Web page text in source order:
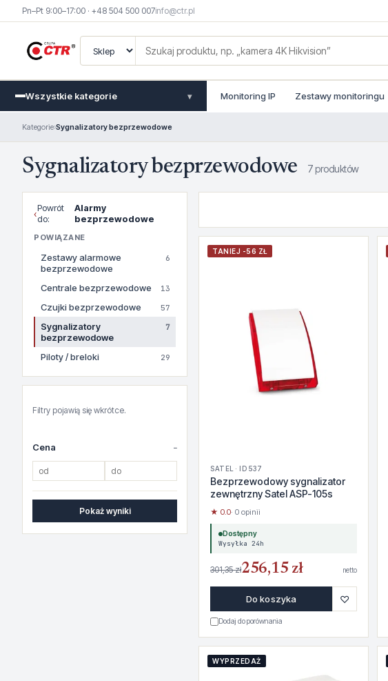
Pn–Pt 9:00–17:00 · +48 504 500 007info@ctr.pl
Wszystkie kategorie ▾ Monitoring IP Zestawy monitoringu
Kategorie›Sygnalizatory bezprzewodowe
Sygnalizatory bezprzewodowe 7 produktów
‹Powrót
do:
Alarmy
bezprzewodowe
POWIĄZANE
Zestawy alarmowe
bezprzewodowe
6
Centrale bezprzewodowe 13
Czujki bezprzewodowe 57
Sygnalizatory
bezprzewodowe
7
Piloty / breloki 29
Filtry pojawią się wkrótce.
Cena
Pokaż wyniki
TANIEJ -56 ZŁ
SATEL · ID 537
Bezprzewodowy sygnalizator
zewnętrzny Satel ASP-105s
★ 0.0· 0 opinii
Dostępny
Wysyłka 24h
301,35 zł256,15 zł netto
Do koszyka ♡
Dodaj do porównania
WYPRZEDAŻ